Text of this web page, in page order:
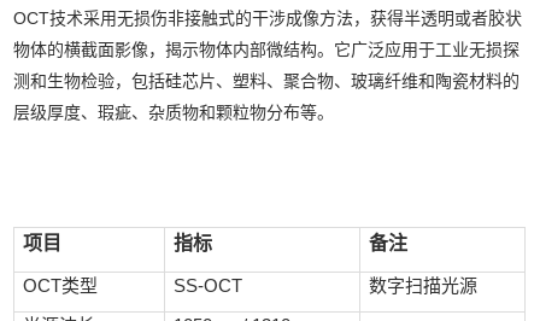
OCT技术采用无损伤非接触式的干涉成像方法，获得半透明或者胶状
物体的横截面影像，揭示物体内部微结构。它广泛应用于工业无损探
测和生物检验，包括硅芯片、塑料、聚合物、玻璃纤维和陶瓷材料的
层级厚度、瑕疵、杂质物和颗粒物分布等。
项目 指标 备注
OCT类型 SS-OCT
数字扫描光源